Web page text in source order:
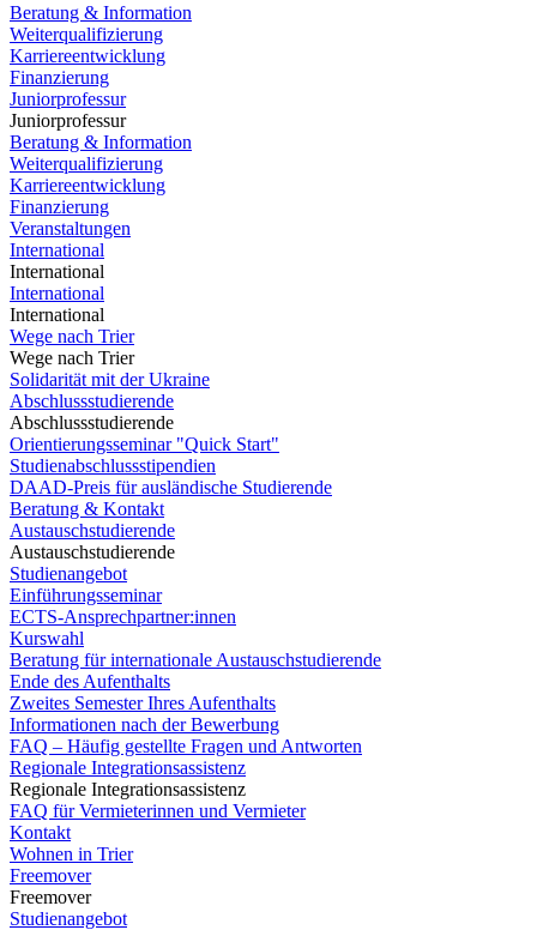
Beratung & Information
Weiterqualifizierung
Karriereentwicklung
Finanzierung
Juniorprofessur
Juniorprofessur
Beratung & Information
Weiterqualifizierung
Karriereentwicklung
Finanzierung
Veranstaltungen
International
International
International
International
Wege nach Trier
Wege nach Trier
Solidarität mit der Ukraine
Abschlussstudierende
Abschlussstudierende
Orientierungsseminar "Quick Start"
Studienabschlussstipendien
DAAD-Preis für ausländische Studierende
Beratung & Kontakt
Austauschstudierende
Austauschstudierende
Studienangebot
Einführungsseminar
ECTS-Ansprechpartner:innen
Kurswahl
Beratung für internationale Austauschstudierende
Ende des Aufenthalts
Zweites Semester Ihres Aufenthalts
Informationen nach der Bewerbung
FAQ – Häufig gestellte Fragen und Antworten
Regionale Integrationsassistenz
Regionale Integrationsassistenz
FAQ für Vermieterinnen und Vermieter
Kontakt
Wohnen in Trier
Freemover
Freemover
Studienangebot